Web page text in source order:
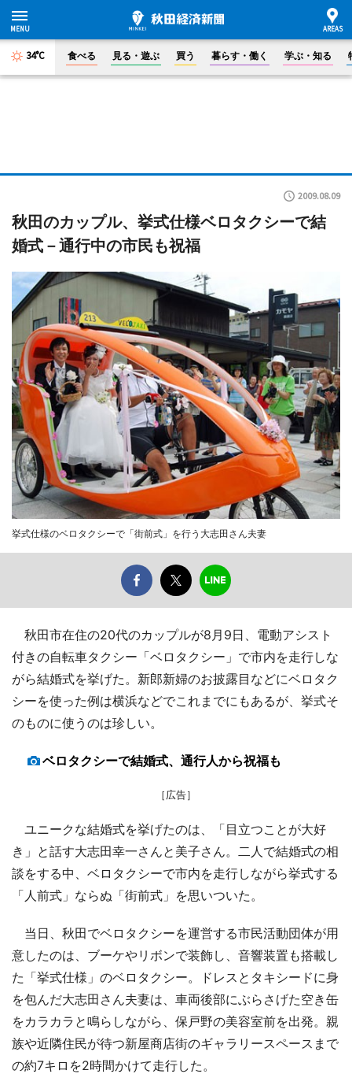
34°C 食べる 見る・遊ぶ 買う 暮らす・働く 学ぶ・知る
2009.08.09
秋田のカップル、挙式仕様ベロタクシーで結
婚式－通行中の市民も祝福
挙式仕様のベロタクシーで「街前式」を行う大志田さん夫妻
秋田市在住の20代のカップルが8月9日、電動アシスト
付きの自転車タクシー「ベロタクシー」で市内を走行しな
がら結婚式を挙げた。新郎新婦のお披露目などにベロタク
シーを使った例は横浜などでこれまでにもあるが、挙式そ
のものに使うのは珍しい。
ベロタクシーで結婚式、通行人から祝福も
［広告］
ユニークな結婚式を挙げたのは、「目立つことが大好
き」と話す大志田幸一さんと美子さん。二人で結婚式の相
談をする中、ベロタクシーで市内を走行しながら挙式する
「人前式」ならぬ「街前式」を思いついた。
当日、秋田でベロタクシーを運営する市民活動団体が用
意したのは、ブーケやリボンで装飾し、音響装置も搭載し
た「挙式仕様」のベロタクシー。ドレスとタキシードに身
を包んだ大志田さん夫妻は、車両後部にぶらさげた空き缶
をカラカラと鳴らしながら、保戸野の美容室前を出発。親
族や近隣住民が待つ新屋商店街のギャラリースペースまで
の約7キロを2時間かけて走行した。